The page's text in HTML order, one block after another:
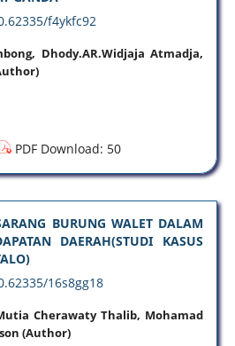
f4ykfc92
Dhody.AR.Widjaja Atmadja,
PDF Download: 50
BURUNG WALET DALAM
DAERAH(STUDI KASUS
16s8gg18
Cherawaty Thalib, Mohamad
(Author)